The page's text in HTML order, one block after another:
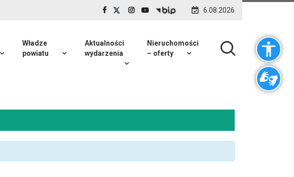
6.08.2026
Władze
powiatu
Aktualności
wydarzenia
Nieruchomości
– oferty